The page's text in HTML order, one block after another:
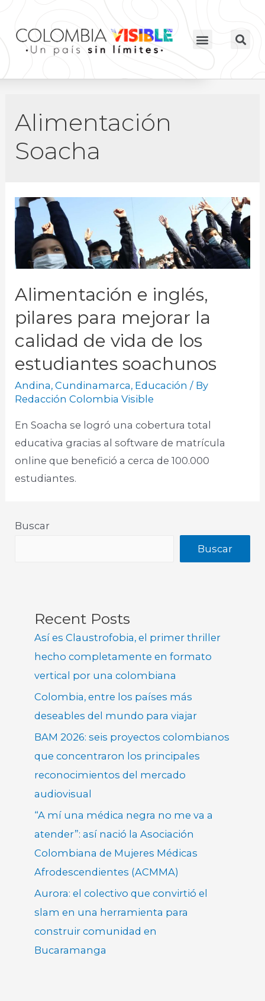
Alimentación
Soacha
Alimentación e inglés,
pilares para mejorar la
calidad de vida de los
estudiantes soachunos
Andina,Cundinamarca, Educación / By
Redacción Colombia Visible
En Soacha se logró una cobertura total
educativa gracias al software de matrícula
online que benefició a cerca de 100.000
estudiantes.
Buscar
Buscar
Recent Posts
Así es Claustrofobia, el primer thriller
hecho completamente en formato
vertical por una colombiana
Colombia, entre los países más
deseables del mundo para viajar
BAM 2026: seis proyectos colombianos
que concentraron los principales
reconocimientos del mercado
audiovisual
“A mí una médica negra no me va a
atender”: así nació la Asociación
Colombiana de Mujeres Médicas
Afrodescendientes (ACMMA)
Aurora: el colectivo que convirtió el
slam en una herramienta para
construir comunidad en
Bucaramanga